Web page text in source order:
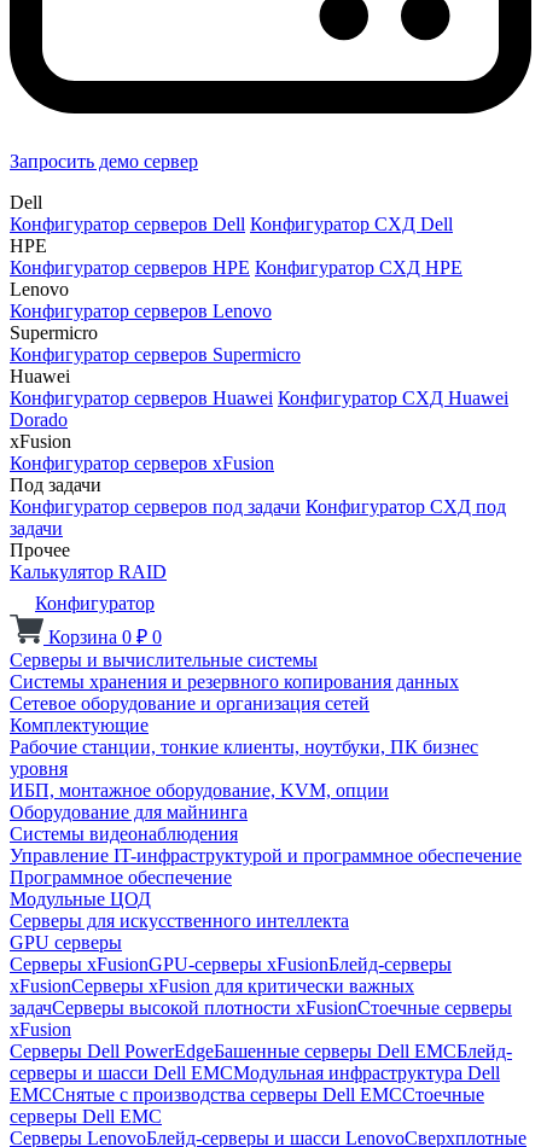
Запросить демо сервер
Dell
Конфигуратор серверов Dell Конфигуратор СХД Dell
HPE
Конфигуратор серверов HPE Конфигуратор СХД HPE
Lenovo
Конфигуратор серверов Lenovo
Supermicro
Конфигуратор серверов Supermicro
Huawei
Конфигуратор серверов Huawei Конфигуратор СХД Huawei
Dorado
xFusion
Конфигуратор серверов xFusion
Под задачи
Конфигуратор серверов под задачи Конфигуратор СХД под
задачи
Прочее
Калькулятор RAID
Конфигуратор
Корзина 0 ₽ 0
Серверы и вычислительные системы
Системы хранения и резервного копирования данных
Сетевое оборудование и организация сетей
Комплектующие
Рабочие станции, тонкие клиенты, ноутбуки, ПК бизнес
уровня
ИБП, монтажное оборудование, KVM, опции
Оборудование для майнинга
Системы видеонаблюдения
Управление IT-инфраструктурой и программное обеспечение
Программное обеспечение
Модульные ЦОД
Серверы для искусственного интеллекта
GPU серверы
Серверы xFusionGPU-серверы xFusionБлейд-серверы
xFusionСерверы xFusion для критически важных
задачСерверы высокой плотности xFusionСтоечные серверы
xFusion
Серверы Dell PowerEdgeБашенные серверы Dell EMCБлейд-
серверы и шасси Dell EMCМодульная инфраструктура Dell
EMCСнятые с производства серверы Dell EMCСтоечные
серверы Dell EMC
Серверы LenovoБлейд-серверы и шасси LenovoСверхплотные